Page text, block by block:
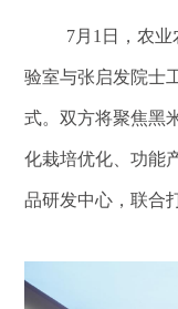
7月1日，农
验室与张启发院士
式。双方将聚焦黑
化栽培优化、功能
品研发中心，联合